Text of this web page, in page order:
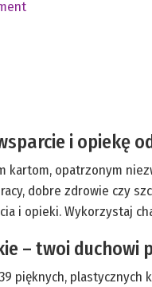
i opiekę
kartom, opatrzonym
dobre zdrowie czy
i opieki. Wykorzystaj
– twoi duchowi
pięknych, plastycznych